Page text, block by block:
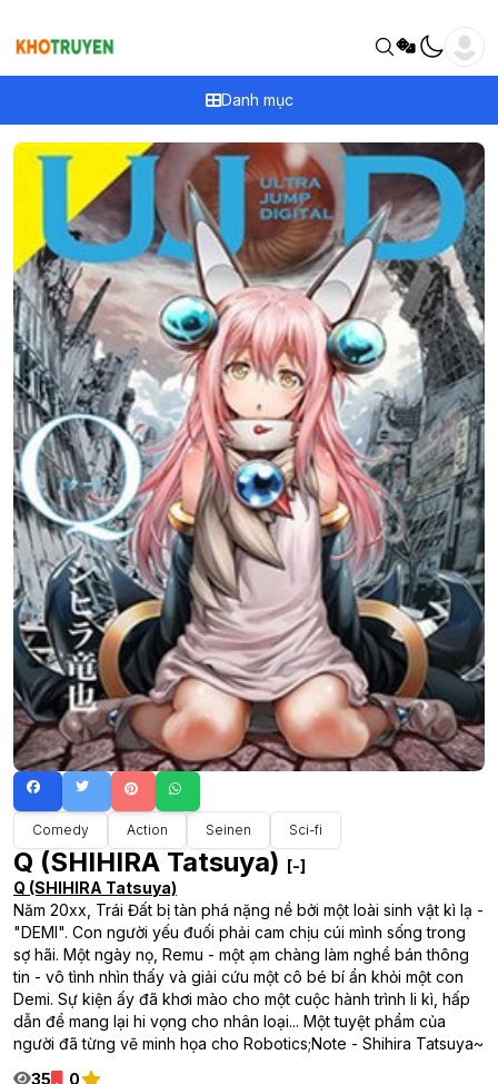
Danh mục
Comedy Action Seinen Sci-fi
Q (SHIHIRA Tatsuya) [-]
Q (SHIHIRA Tatsuya)
Năm 20xx, Trái Đất bị tàn phá nặng nề bởi một loài sinh vật kì lạ -
"DEMI". Con người yếu đuối phải cam chịu cúi mình sống trong
sợ hãi. Một ngày nọ, Remu - một ạm chàng làm nghề bán thông
tin - vô tình nhìn thấy và giải cứu một cô bé bí ẩn khỏi một con
Demi. Sự kiện ấy đã khơi mào cho một cuộc hành trình li kì, hấp
dẫn để mang lại hi vọng cho nhân loại... Một tuyệt phẩm của
người đã từng vẽ minh họa cho Robotics;Note - Shihira Tatsuya~
35
0